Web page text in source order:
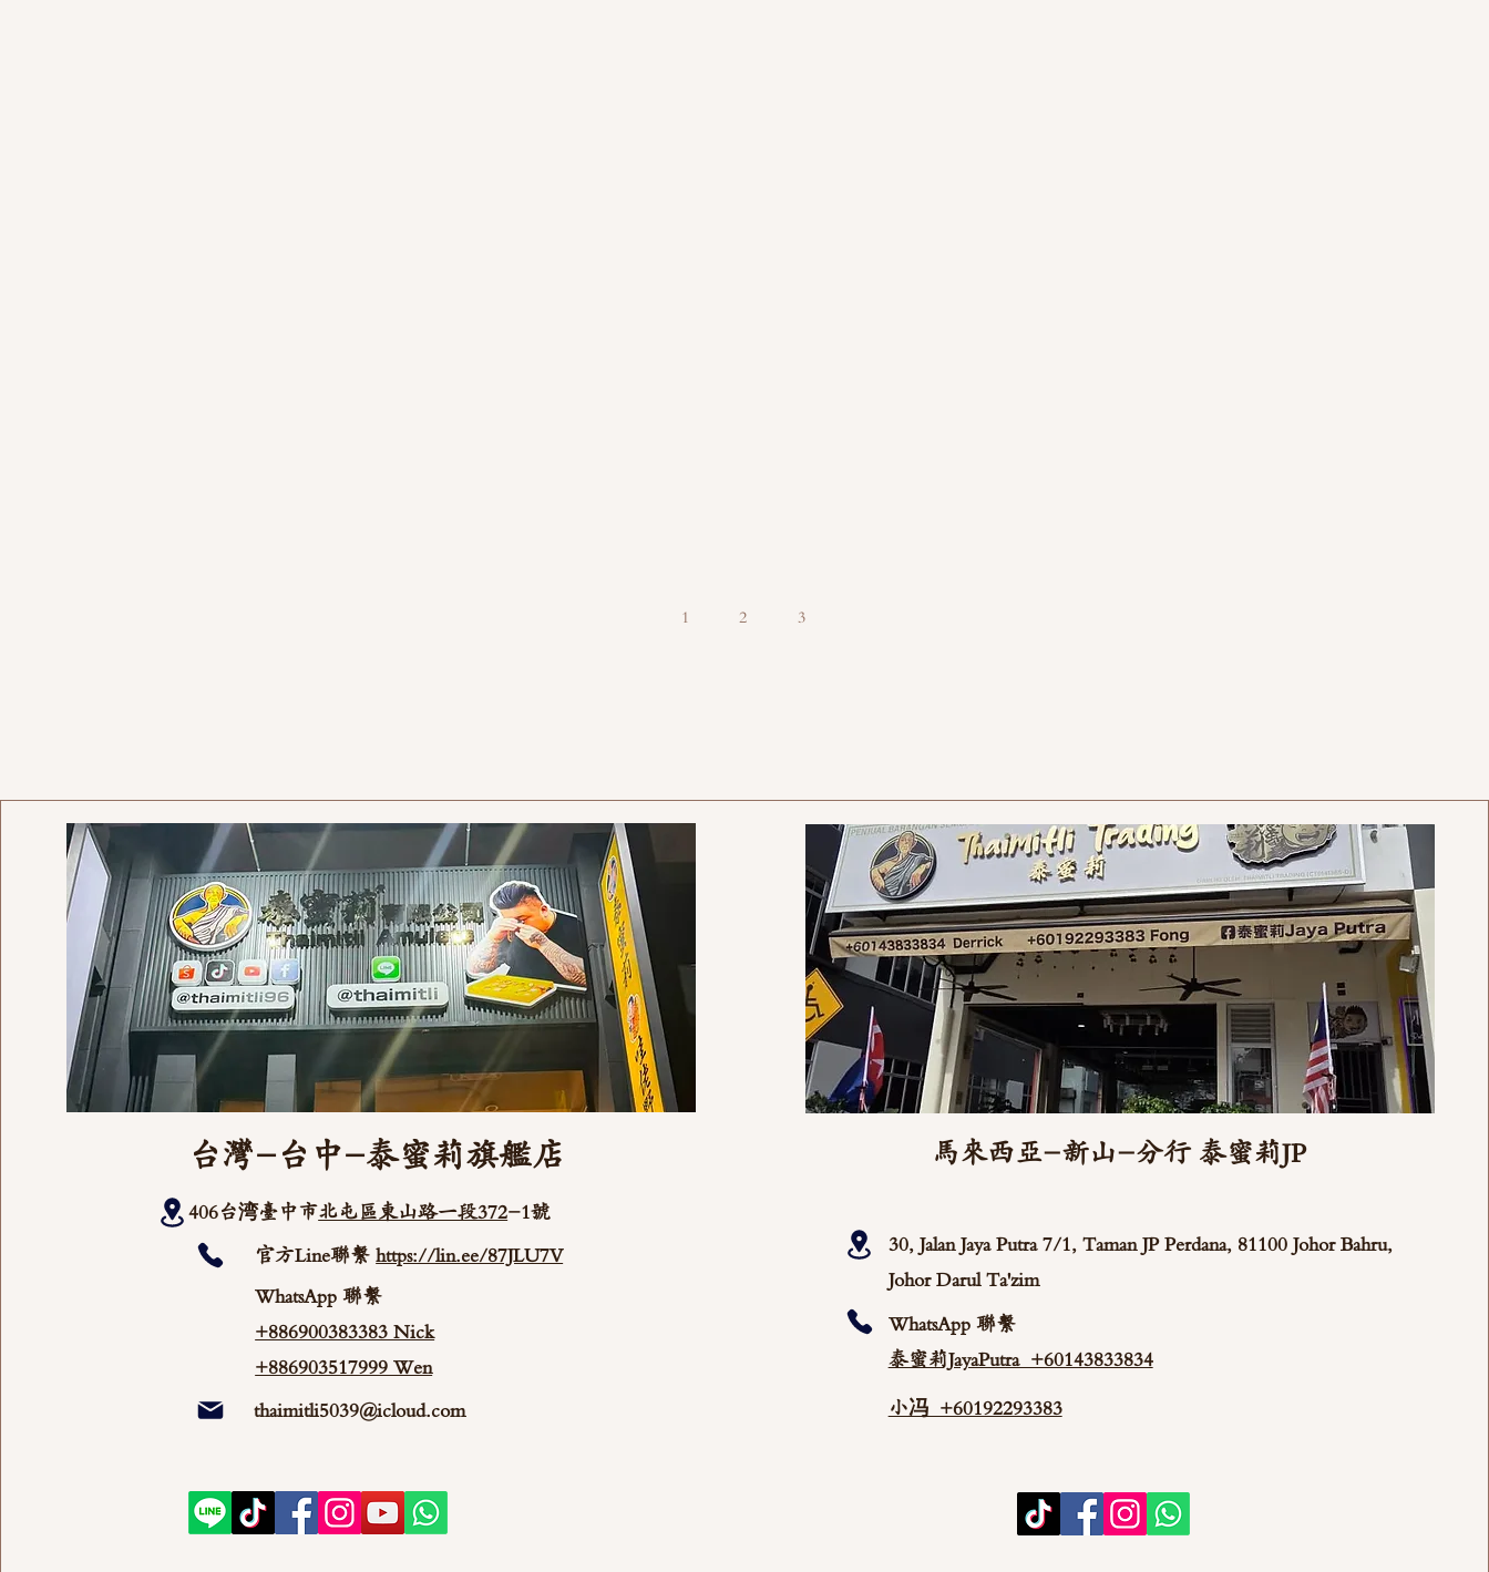
1 2 3
台灣-台中-泰蜜莉旗艦店
406台湾臺中市北屯區東山路一段372-1號
官方Line聯繫https://lin.ee/87JLU7V
WhatsApp 聯繫
+886900383383 Nick
+886903517999 Wen
thaimitli5039@icloud.com
馬來西亞-新山-分行 泰蜜莉JP
30, Jalan Jaya Putra 7/1, Taman JP Perdana, 81100 Johor Bahru,
Johor Darul Ta'zim
WhatsApp 聯繫
泰蜜莉JayaPutra +60143833834
小冯 +60192293383